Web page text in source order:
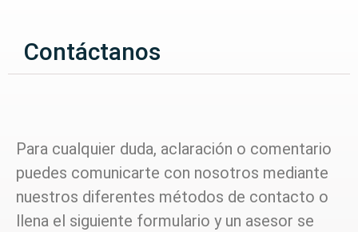
Contáctanos
Para cualquier duda, aclaración o comentario
puedes comunicarte con nosotros mediante
nuestros diferentes métodos de contacto o
llena el siguiente formulario y un asesor se